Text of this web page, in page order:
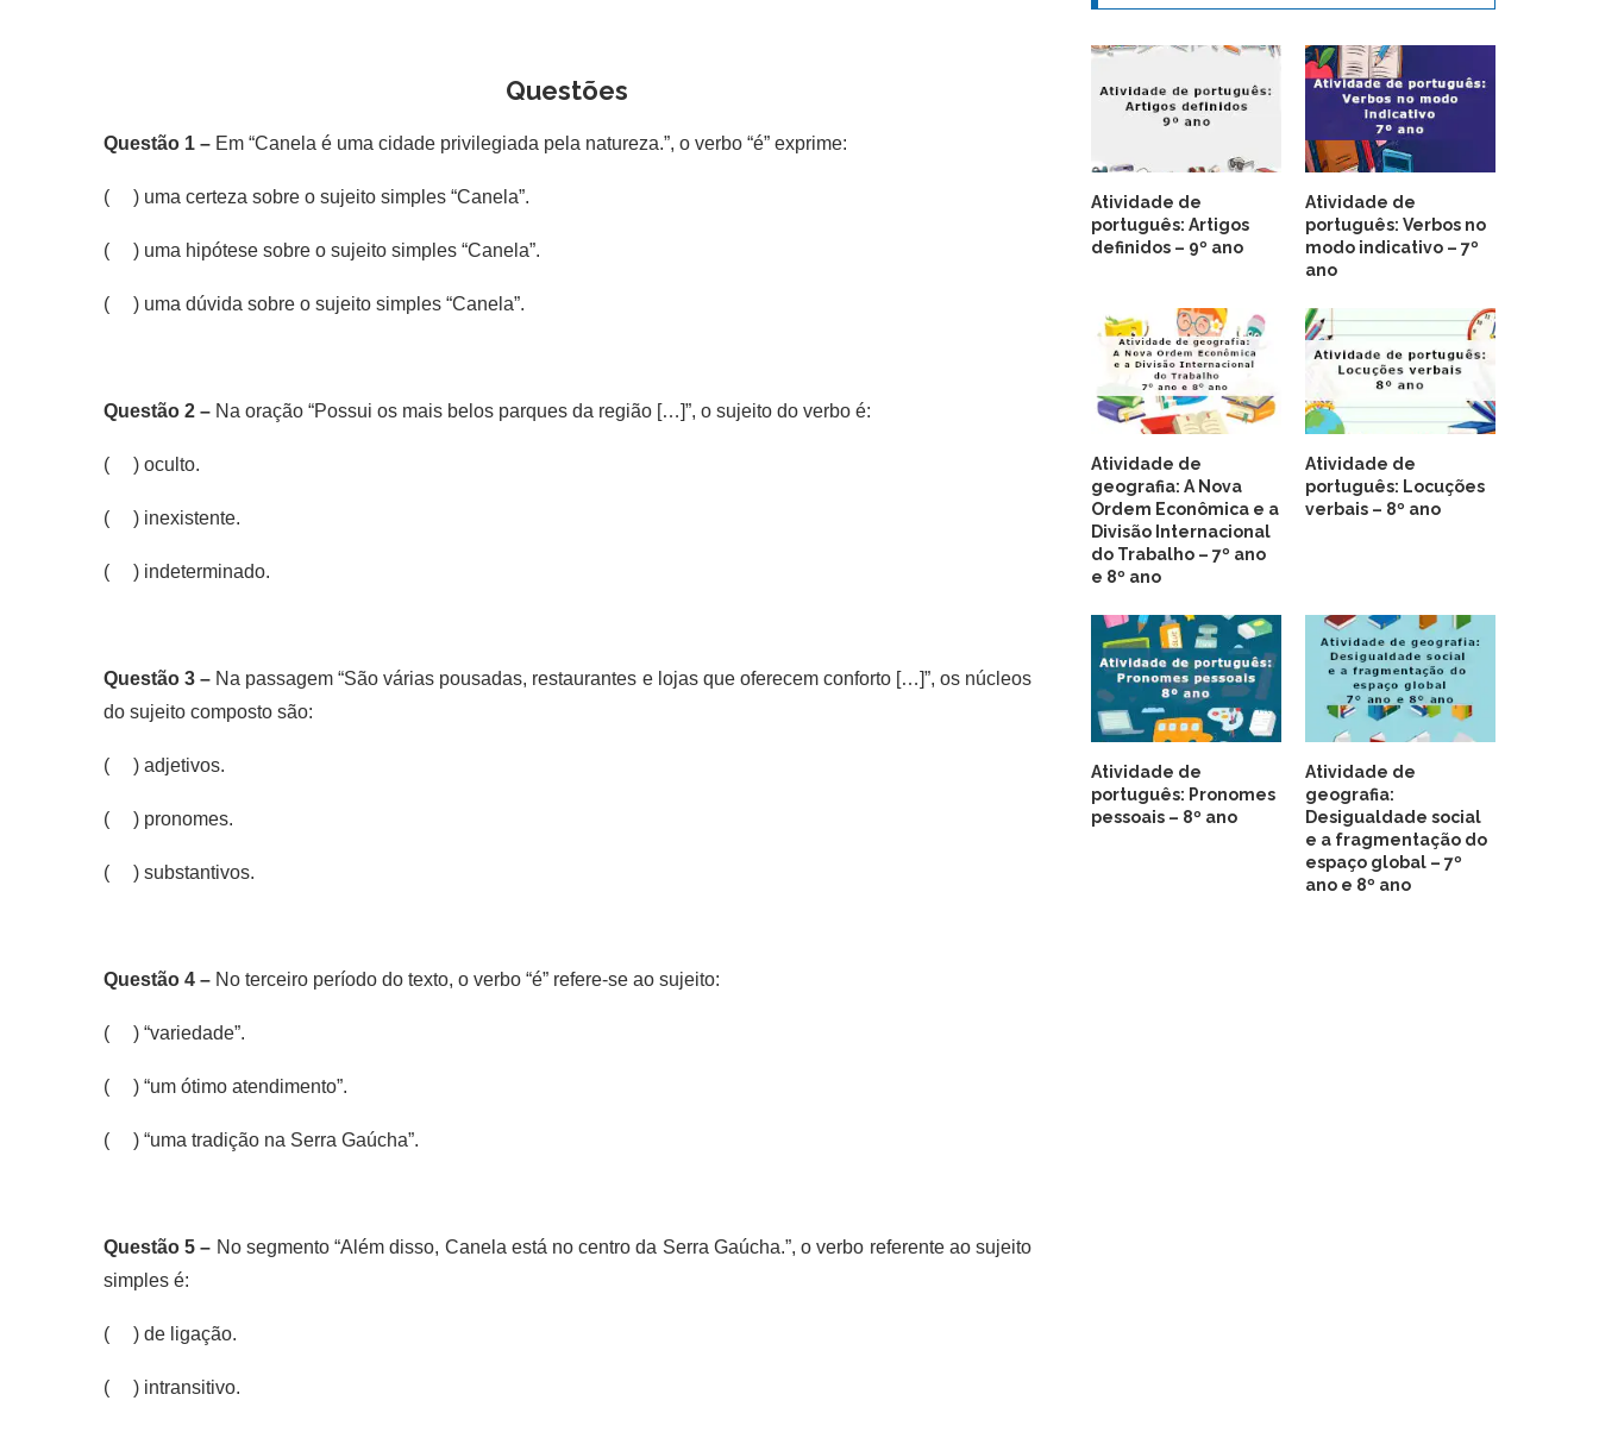
Questões
Questão 1 – Em “Canela é uma cidade privilegiada pela natureza.”, o verbo “é” exprime:
( ) uma certeza sobre o sujeito simples “Canela”.
( ) uma hipótese sobre o sujeito simples “Canela”.
( ) uma dúvida sobre o sujeito simples “Canela”.
Questão 2 – Na oração “Possui os mais belos parques da região […]”, o sujeito do verbo é:
( ) oculto.
( ) inexistente.
( ) indeterminado.
Questão 3 – Na passagem “São várias pousadas, restaurantes e lojas que oferecem conforto […]”, os núcleos
do sujeito composto são:
( ) adjetivos.
( ) pronomes.
( ) substantivos.
Questão 4 – No terceiro período do texto, o verbo “é” refere-se ao sujeito:
( ) “variedade”.
( ) “um ótimo atendimento”.
( ) “uma tradição na Serra Gaúcha”.
Questão 5 – No segmento “Além disso, Canela está no centro da Serra Gaúcha.”, o verbo referente ao sujeito
simples é:
( ) de ligação.
( ) intransitivo.
Atividade de
português: Artigos
definidos – 9º ano
Atividade de
português: Verbos no
modo indicativo – 7º
ano
Atividade de
geografia: A Nova
Ordem Econômica e a
Divisão Internacional
do Trabalho – 7º ano
e 8º ano
Atividade de
português: Locuções
verbais – 8º ano
Atividade de
português: Pronomes
pessoais – 8º ano
Atividade de
geografia:
Desigualdade social
e a fragmentação do
espaço global – 7º
ano e 8º ano